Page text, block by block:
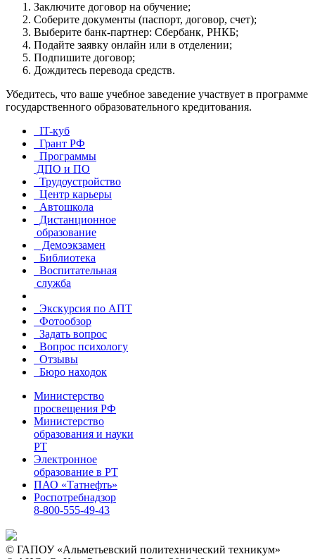
Заключите договор на обучение;
Соберите документы (паспорт, договор, счет);
Выберите банк-партнер: Сбербанк, РНКБ;
Подайте заявку онлайн или в отделении;
Подпишите договор;
Дождитесь перевода средств.
Убедитесь, что ваше учебное заведение участвует в программе
государственного образовательного кредитования.
IT-куб
Грант РФ
Программы
ДПО и ПО
Трудоустройство
Центр карьеры
Автошкола
Дистанционное
образование
Демоэкзамен
Библиотека
Воспитательная
служба
Экскурсия по АПТ
Фотообзор
Задать вопрос
Вопрос психологу
Отзывы
Бюро находок
Министерство
просвещения РФ
Министерство
образования и науки
РТ
Электронное
образование в РТ
ПАО «Татнефть»
Роспотребнадзор
8-800-555-49-43
© ГАПОУ «Альметьевский политехнический техникум»